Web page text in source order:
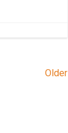
Older